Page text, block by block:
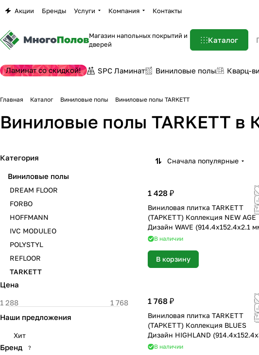
Акции Бренды Услуги Компания Контакты
Магазин напольных покрытий и
дверей
Каталог
Ламинат со скидкой! SPC Ламинат Виниловые полы Кварц-
Главная Каталог Виниловые полы Виниловые полы TARKETT
Виниловые полы TARKETT в
Сначала популярные
1 428 ₽
Виниловая плитка TARKETT
(ТАРКЕТТ) Коллекция NEW AGE
Дизайн WAVE (914.4х152.4х2.1
В наличии
В корзину
1 768 ₽
Виниловая плитка TARKETT
(ТАРКЕТТ) Коллекция BLUES
Дизайн HIGHLAND
мм)В наличии
Категория
Виниловые полы
DREAM FLOOR
FORBO
HOFFMANN
IVC MODULEO
POLYSTYL
REFLOOR
TARKETT
Цена
Наши предложения
Хит
Бренд ?